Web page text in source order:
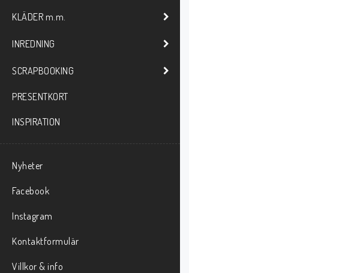
KLÄDER m.m.
INREDNING
SCRAPBOOKING
PRESENTKORT
INSPIRATION
Nyheter
Facebook
Instagram
Kontaktformulär
Villkor & info